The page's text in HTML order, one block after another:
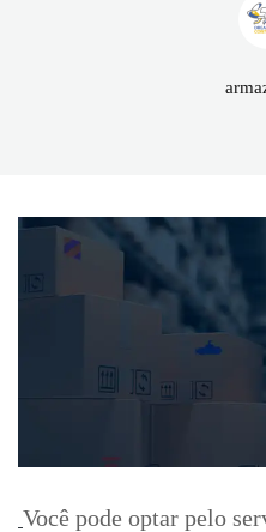
Você pode optar pelo